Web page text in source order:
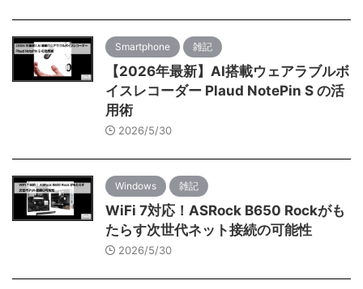
Smartphone 雑記
【2026年最新】AI搭載ウェアラブルボ
イスレコーダー Plaud NotePin S の活
用術
2026/5/30
Windows 雑記
WiFi 7対応！ASRock B650 Rockがも
たらす次世代ネット接続の可能性
2026/5/30